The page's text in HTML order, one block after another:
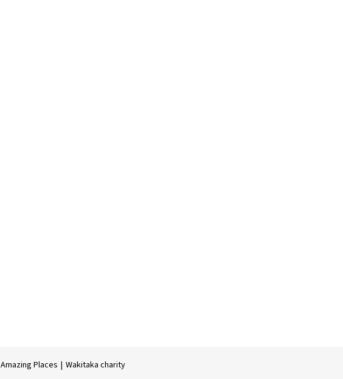
Amazing Places | Wakitaka charity